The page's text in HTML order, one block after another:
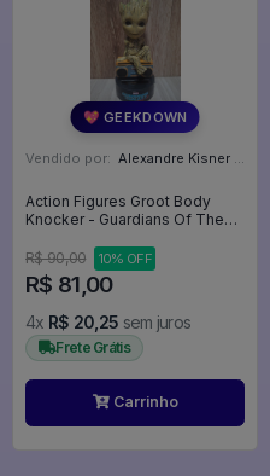
💖 GEEKDOWN
Vendido por: Alexandre Kisner - PR
Action Figures Groot Body
Knocker - Guardians Of The
R$ 90,00
10% OFF
R$ 81,00
4x R$ 20,25 sem juros
Frete Grátis
Carrinho